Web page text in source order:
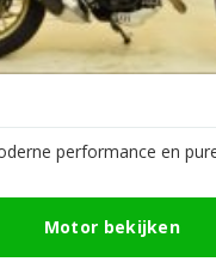
performance en
Motor bekijken